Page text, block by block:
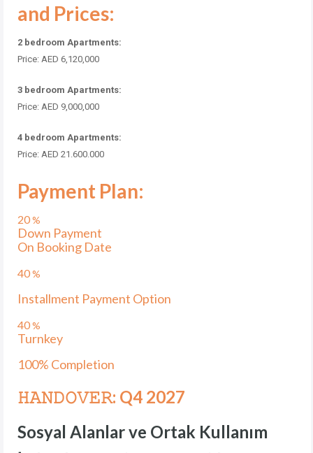
and Prices:
2 bedroom Apartments:
Price: AED 6,120,000
3 bedroom Apartments:
Price: AED 9,000,000
4 bedroom Apartments:
Price: AED 21.600.000
Payment Plan:
20%
Down Payment
On Booking Date
40%
Installment Payment Option
40%
Turnkey
100% Completion
𝙷𝙰𝙽𝙳𝙾𝚅𝙴𝚁: Q4 2027
Sosyal Alanlar ve Ortak Kullanım